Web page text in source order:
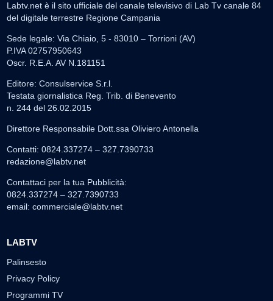
Labtv.net è il sito ufficiale del canale televisivo di Lab Tv canale 84
del digitale terrestre Regione Campania
Sede legale: Via Chiaio, 5 - 83010 – Torrioni (AV)
P.IVA 02757950643
Oscr. R.E.A. AV N.181151
Editore: Consulservice S.r.l.
Testata giornalistica Reg. Trib. di Benevento
n. 244 del 26.02.2015
Direttore Responsabile Dott.ssa Oliviero Antonella
Contatti: 0824.337274 – 327.7390733
redazione@labtv.net
Contattaci per la tua Pubblicità:
0824.337274 – 327.7390733
email: commerciale@labtv.net
LABTV
Palinsesto
Privacy Policy
Programmi TV